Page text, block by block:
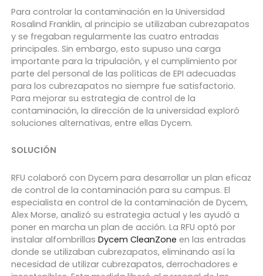
Para controlar la contaminación en la Universidad
Rosalind Franklin, al principio se utilizaban cubrezapatos
y se fregaban regularmente las cuatro entradas
principales. Sin embargo, esto supuso una carga
importante para la tripulación, y el cumplimiento por
parte del personal de las políticas de EPI adecuadas
para los cubrezapatos no siempre fue satisfactorio.
Para mejorar su estrategia de control de la
contaminación, la dirección de la universidad exploró
soluciones alternativas, entre ellas Dycem.
SOLUCIÓN
RFU colaboró con Dycem para desarrollar un plan eficaz
de control de la contaminación para su campus. El
especialista en control de la contaminación de Dycem,
Alex Morse, analizó su estrategia actual y les ayudó a
poner en marcha un plan de acción. La RFU optó por
instalar alfombrillas Dycem CleanZone en las entradas
donde se utilizaban cubrezapatos, eliminando así la
necesidad de utilizar cubrezapatos, derrochadores e